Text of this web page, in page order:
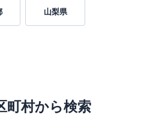
山梨県
町村から検索